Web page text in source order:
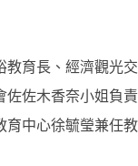
教育長、經濟觀光交
佐佐木香奈小姐負責
育中心徐毓瑩兼任教